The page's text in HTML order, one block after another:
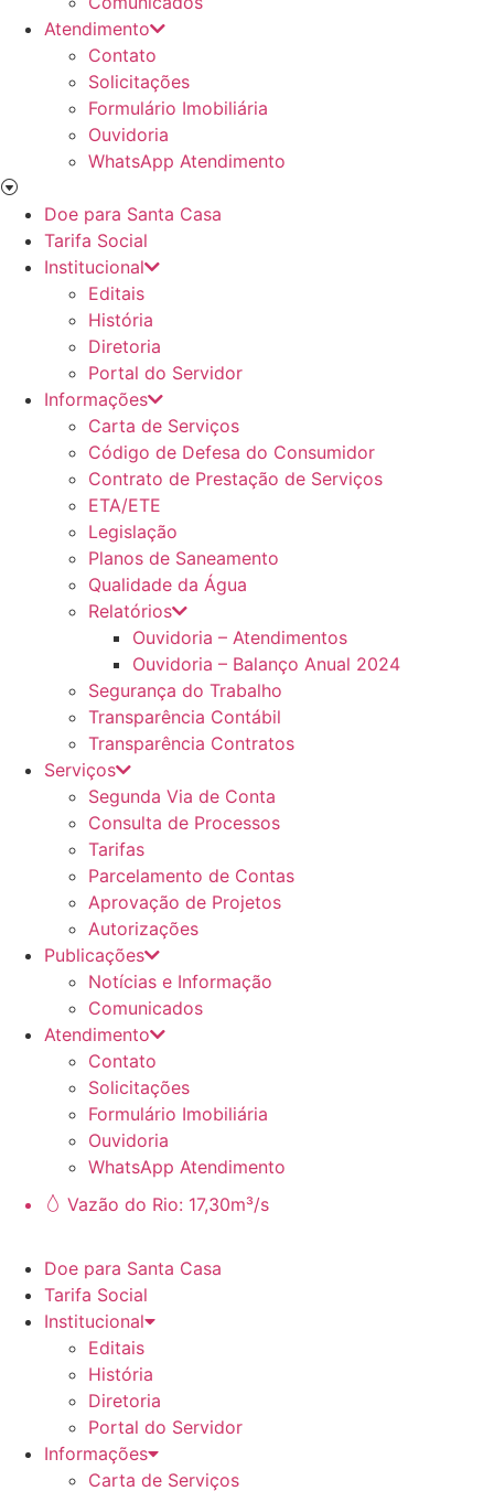
Atendimento
Contato
Solicitações
Formulário Imobiliária
Ouvidoria
WhatsApp Atendimento
Doe para Santa Casa
Tarifa Social
Institucional
Editais
História
Diretoria
Portal do Servidor
Informações
Carta de Serviços
Código de Defesa do Consumidor
Contrato de Prestação de Serviços
ETA/ETE
Legislação
Planos de Saneamento
Qualidade da Água
Relatórios
Ouvidoria – Atendimentos
Ouvidoria – Balanço Anual 2024
Segurança do Trabalho
Transparência Contábil
Transparência Contratos
Serviços
Segunda Via de Conta
Consulta de Processos
Tarifas
Parcelamento de Contas
Aprovação de Projetos
Autorizações
Publicações
Notícias e Informação
Comunicados
Atendimento
Contato
Solicitações
Formulário Imobiliária
Ouvidoria
WhatsApp Atendimento
Vazão do Rio: 17,30m³/s
Doe para Santa Casa
Tarifa Social
Institucional
Editais
História
Diretoria
Portal do Servidor
Informações
Carta de Serviços